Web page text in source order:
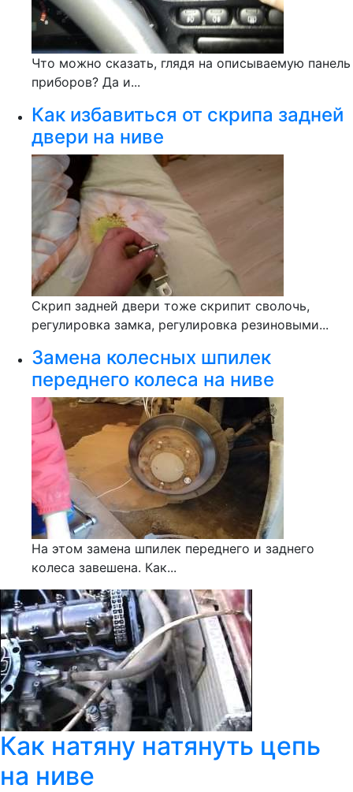
Что можно сказать, глядя на описываемую панель
приборов? Да и...
Как избавиться от скрипа задней
двери на ниве
Скрип задней двери тоже скрипит сволочь,
регулировка замка, регулировка резиновыми...
Замена колесных шпилек
переднего колеса на ниве
На этом замена шпилек переднего и заднего
колеса завешена. Как...
Как натяну натянуть цепь
на ниве